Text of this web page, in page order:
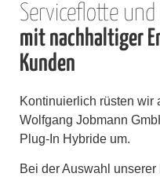
Serviceflotte
mit nachhaltiger
Kunden
Kontinuierlich rüsten wir
Wolfgang Jobmann
Plug-In Hybride um.
Bei der Auswahl